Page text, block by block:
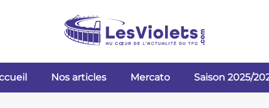
Nos articles Mercato Saison 2025/